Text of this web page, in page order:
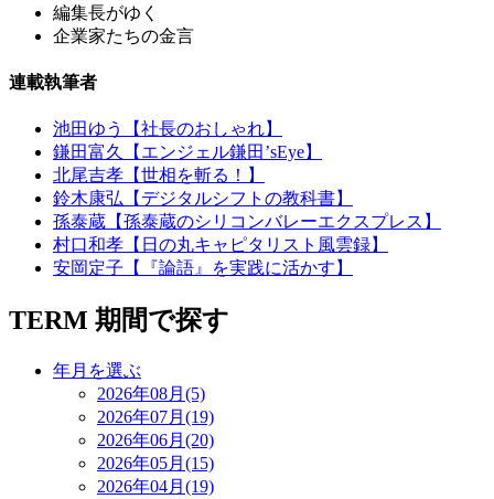
編集長がゆく
企業家たちの金言
連載執筆者
池田ゆう【社長のおしゃれ】
鎌田富久【エンジェル鎌田’sEye】
北尾吉孝【世相を斬る！】
鈴木康弘【デジタルシフトの教科書】
孫泰蔵【孫泰蔵のシリコンバレーエクスプレス】
村口和孝【日の丸キャピタリスト風雲録】
安岡定子【『論語』を実践に活かす】
TERM 期間で探す
年月を選ぶ
2026年08月(5)
2026年07月(19)
2026年06月(20)
2026年05月(15)
2026年04月(19)